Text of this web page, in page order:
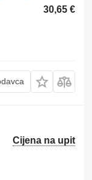
30,65 €
Cijena na upit